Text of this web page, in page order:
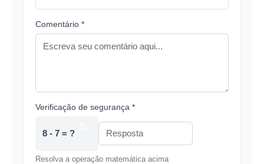
Comentário *
Verificação de segurança *
8 - 7 = ?
Resolva a operação matemática acima